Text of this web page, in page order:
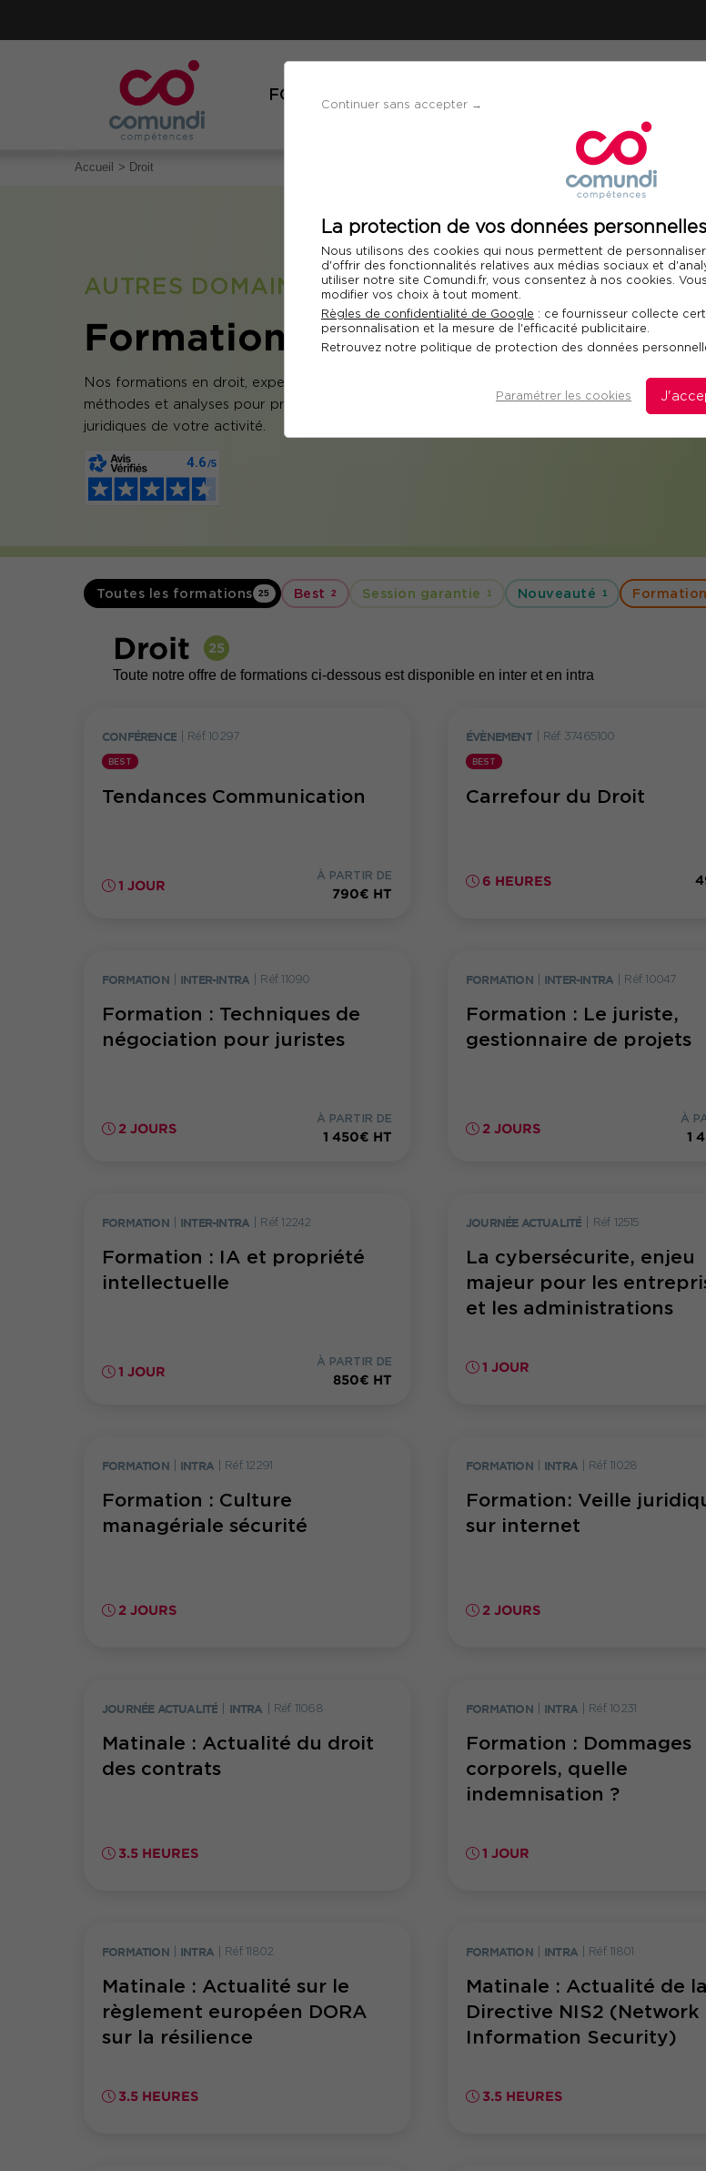
Continuer sans accepter →
La protection de vos données
Nous utilisons des cookies qui nous permettent de
d'offrir des fonctionnalités relatives aux médias sociaux et
utiliser notre site Comundi.fr, vous consentez à nos cookies.
modifier vos choix à tout moment.
Règles de confidentialité de Google : ce fournisseur collecte
personnalisation et la mesure de l'efficacité publicitaire.
Retrouvez notre politique de protection des données
Paramétrer les cookies
FORMATIONS
Accueil Droit
AUTRES DOMAINES
Formation Droit
Nos formations en droit, expertise juridique, gestion, comptabilité et finance vous donnent les
méthodes et analyses pour progresser dans votre métier et comprendre les enjeux
juridiques de votre activité.
Toutes les formations 25 Best 2 Session garantie 1 Nouveauté 1
Droit
25
Toute notre offre de formations ci-dessous est disponible en inter et en intra
CONFÉRENCE Réf. 10297
BEST
Tendances Communication
1 JOUR
À PARTIR DE
790€ HT
ÉVÈNEMENT Réf. 37465100
BEST
Carrefour du Droit
6 HEURES
FORMATION INTER-INTRA Réf. 11090
Formation : Techniques de
négociation pour juristes
2 JOURS
À PARTIR DE
1 450€ HT
FORMATION INTER-INTRA Réf. 10047
Formation : Le juriste,
gestionnaire de projets
2 JOURS
À
1
FORMATION INTER-INTRA Réf. 12242
Formation : IA et propriété
intellectuelle
1 JOUR
À PARTIR DE
850€ HT
JOURNÉE ACTUALITÉ Réf. 12515
La cybersécurite, enjeu
majeur pour les
et les administrations
1 JOUR
FORMATION INTRA Réf. 12291
Formation : Culture
managériale sécurité
2 JOURS
FORMATION INTRA Réf. 11028
Formation: Veille
sur internet
2 JOURS
JOURNÉE ACTUALITÉ INTRA Réf. 11068
Matinale : Actualité du droit
des contrats
3.5 HEURES
FORMATION INTRA Réf. 10231
Formation : Dommages
corporels, quelle
indemnisation ?
1 JOUR
FORMATION INTRA Réf. 11802
Matinale : Actualité sur le
règlement européen DORA
sur la résilience
3.5 HEURES
FORMATION INTRA Réf. 11801
Matinale : Actualité de la
Directive NIS2 (Network
Information Security)
3.5 HEURES